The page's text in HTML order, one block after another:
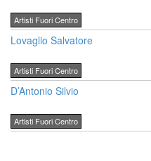
Artisti Fuori Centro
Lovaglio Salvatore
Artisti Fuori Centro
D’Antonio Silvio
Artisti Fuori Centro